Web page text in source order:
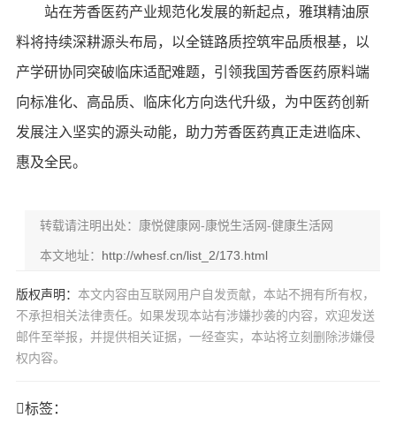
站在芳香医药产业规范化发展的新起点，雅琪精油原
料将持续深耕源头布局，以全链路质控筑牢品质根基，以
产学研协同突破临床适配难题，引领我国芳香医药原料端
向标准化、高品质、临床化方向迭代升级，为中医药创新
发展注入坚实的源头动能，助力芳香医药真正走进临床、
惠及全民。
转载请注明出处：康悦健康网-康悦生活网-健康生活网
本文地址： http://whesf.cn/list_2/173.html
版权声明： 本文内容由互联网用户自发贡献，本站不拥有所有权，
不承担相关法律责任。如果发现本站有涉嫌抄袭的内容，欢迎发送
邮件至举报，并提供相关证据，一经查实，本站将立刻删除涉嫌侵
权内容。
标签：